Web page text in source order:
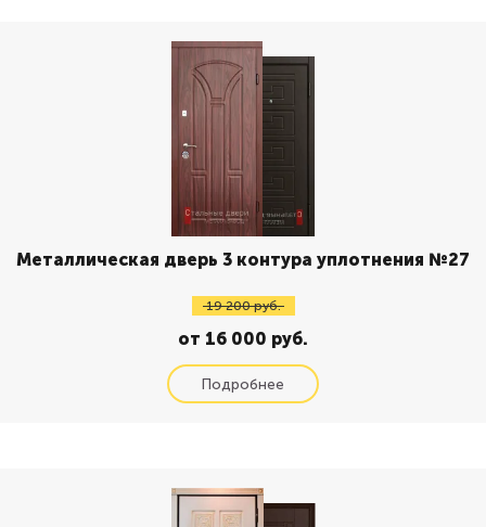
Металлическая дверь 3 контура уплотнения №27
19 200 руб.
от 16 000 руб.